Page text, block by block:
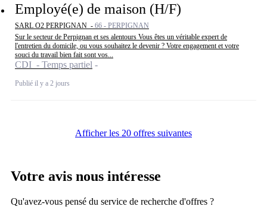
Employé(e) de maison (H/F)
SARL O2 PERPIGNAN - 66 - PERPIGNAN
Sur le secteur de Perpignan et ses alentours Vous êtes un véritable expert de
l'entretien du domicile, ou vous souhaitez le devenir ? Votre engagement et votre
souci du travail bien fait sont vos...
CDI - Temps partiel
Publié il y a 2 jours
Afficher les 20 offres suivantes
Votre avis nous intéresse
Qu'avez-vous pensé du service de recherche d'offres ?